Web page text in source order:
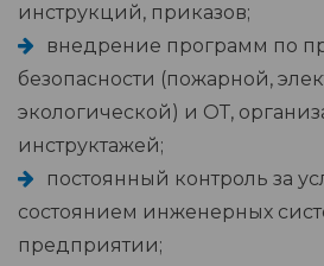
инструкций, приказов;
внедрение программ по
безопасности (пожарной,
экологической) и ОТ,
инструктажей;
постоянный контроль за
состоянием инженерных
предприятии;